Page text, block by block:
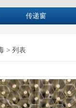
传递窗
> 列表